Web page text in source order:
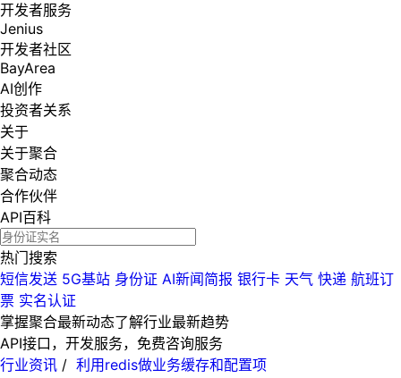
开发者服务
Jenius
开发者社区
BayArea
AI创作
投资者关系
关于
关于聚合
聚合动态
合作伙伴
API百科
热门搜索
短信发送 5G基站 身份证 AI新闻简报 银行卡 天气 快递 航班订
票 实名认证
掌握聚合最新动态了解行业最新趋势
API接口，开发服务，免费咨询服务
行业资讯 / 利用redis做业务缓存和配置项